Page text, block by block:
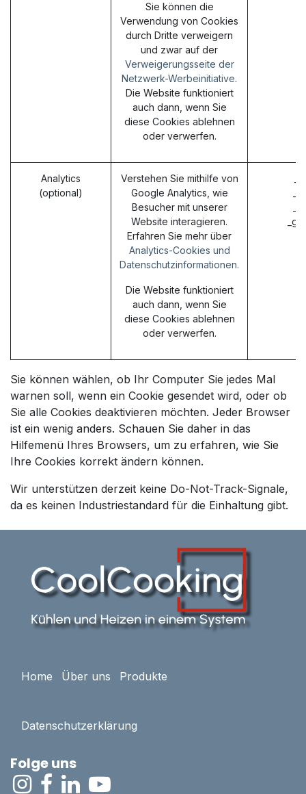
Sie können die
Verwendung von Cookies
durch Dritte verweigern
und zwar auf der
Verweigerungsseite der
Netzwerk-Werbeinitiative.
Die Website funktioniert
auch dann, wenn Sie
diese Cookies ablehnen
oder verwerfen.
Analytics
(optional)
Verstehen Sie mithilfe von
Google Analytics, wie
Besucher mit unserer
Website interagieren.
Erfahren Sie mehr über
Analytics-Cookies und
Datenschutzinformationen.
Die Website funktioniert
auch dann, wenn Sie
diese Cookies ablehnen
oder verwerfen.
Sie können wählen, ob Ihr Computer Sie jedes Mal
warnen soll, wenn ein Cookie gesendet wird, oder ob
Sie alle Cookies deaktivieren möchten. Jeder Browser
ist ein wenig anders. Schauen Sie daher in das
Hilfemenü Ihres Browsers, um zu erfahren, wie Sie
Ihre Cookies korrekt ändern können.
Wir unterstützen derzeit keine Do-Not-Track-Signale,
da es keinen Industriestandard für die Einhaltung gibt.
Home Über uns Produkte
Datenschutzerklärung
Folge uns